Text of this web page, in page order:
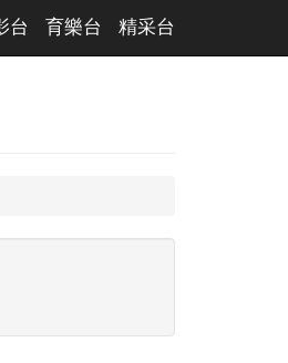
台 育樂台 精采台